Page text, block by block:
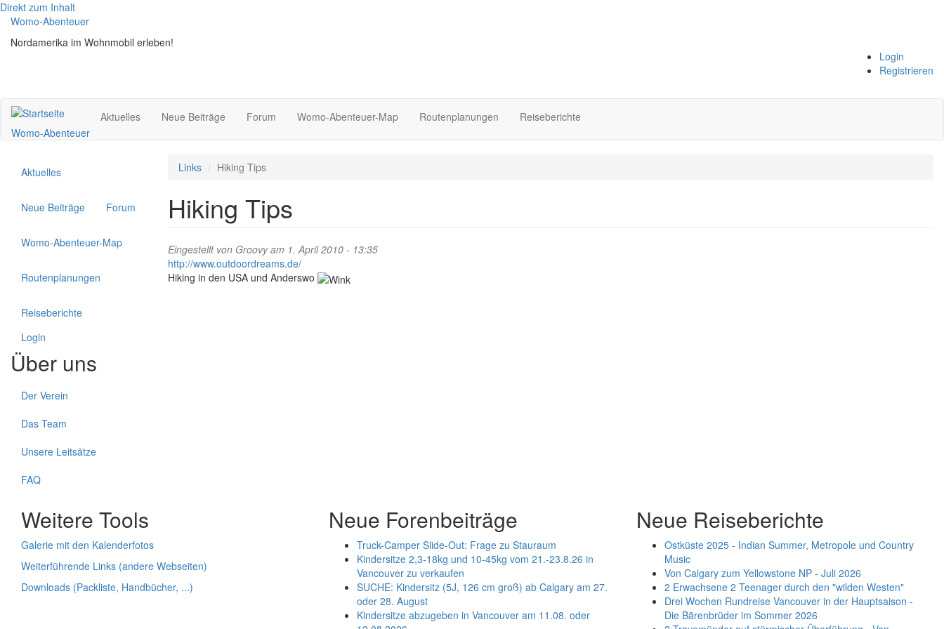
Direkt zum Inhalt
Womo-Abenteuer
Nordamerika im Wohnmobil erleben!
Login
Registrieren
Womo-Abenteuer
Aktuelles Neue Beiträge Forum Womo-Abenteuer-Map Routenplanungen Reiseberichte
Aktuelles
Neue Beiträge Forum
Womo-Abenteuer-Map
Routenplanungen
Reiseberichte
Login
Über uns
Der Verein
Das Team
Unsere Leitsätze
FAQ
Links Hiking Tips
Hiking Tips
Eingestellt von Groovyam 1. April 2010 - 13:35
http://www.outdoordreams.de/
Hiking in den USA und Anderswo
Weitere Tools
Galerie mit den Kalenderfotos
Weiterführende Links (andere Webseiten)
Downloads (Packliste, Handbücher, ...)
Neue Forenbeiträge
Truck-Camper Slide-Out: Frage zu Stauraum
Kindersitze 2,3-18kg und 10-45kg vom 21.-23.8.26 in
Vancouver zu verkaufen
SUCHE: Kindersitz (5J, 126 cm groß) ab Calgary am 27.
oder 28. August
Kindersitze abzugeben in Vancouver am 11.08. oder
Neue Reiseberichte
Ostküste 2025 - Indian Summer, Metropole und Country
Music
Von Calgary zum Yellowstone NP - Juli 2026
2 Erwachsene 2 Teenager durch den "wilden Westen"
Drei Wochen Rundreise Vancouver in der Hauptsaison -
Die Bärenbrüder im Sommer 2026